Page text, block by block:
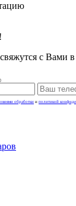
с Вами
обработки и политикой